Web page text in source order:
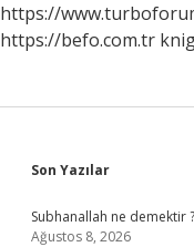
https://
https://befo.com.tr
Sidebar
Son Yazılar
Subhanallah ne demektir ?
Ağustos 8, 2026